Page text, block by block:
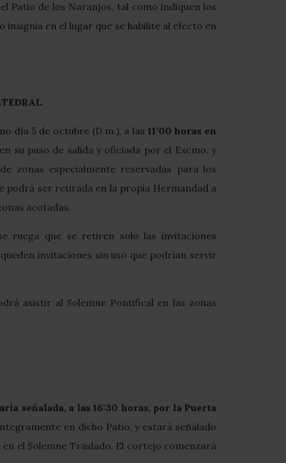
Patio de los Naranjos, tal como indiquen los
en el lugar que se habilite al efecto en
día 5 de octubre (D.m.), a las 11’00 horas en
su paso de salida y oficiada por el Excmo. y
zonas especialmente reservadas para los
podrá ser retirada en la propia Hermandad a
acotadas.
ruega que se retiren solo las invitaciones
invitaciones sin uso que podrían servir
asistir al Solemne Pontifical en las zonas
señalada, a las 16:30 horas, por la Puerta
en dicho Patio, y estará señalado
el Solemne Traslado. El cortejo comenzará